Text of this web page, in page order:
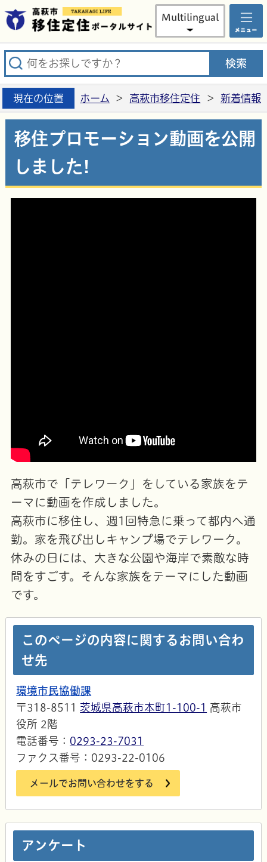
高萩
Multilingual
現在の位置 ホーム > 高萩市移住定住 > 新着情報
移住プロモーション動画を公開
しました!
高萩市で「テレワーク」をしている家族をテ
ーマに動画を作成しました。
高萩市に移住し、週1回特急に乗って都内へ通
勤。家を飛び出しキャンプ場でテレワーク。
休みの日には、大きな公園や海岸で素敵な時
間をすごす。そんな家族をテーマにした動画
です。
このページの内容に関するお問い合わ
せ先
環境市民協働課
〒318-8511 茨城県高萩市本町1-100-1 高萩市
役所 2階
電話番号： 0293-23-7031
ファクス番号：0293-22-0106
メールでお問い合わせをする
アンケート